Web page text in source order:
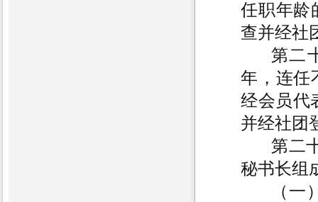
任职年龄
查并经社
第二
年，连任
经会员代
并经社团
第二
秘书长组
（